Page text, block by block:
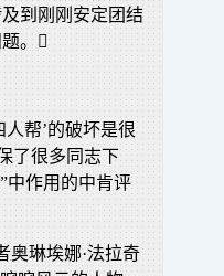
到刚刚安定团结
。
帮’的破坏是很
了很多同志下
中作用的中肯评
奥琳埃娜·法拉奇